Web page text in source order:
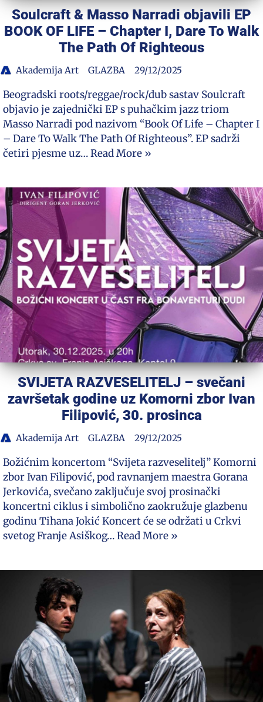
Soulcraft & Masso Narradi objavili EP
BOOK OF LIFE – Chapter I, Dare To Walk
The Path Of Righteous
Akademija Art GLAZBA 29/12/2025
Beogradski roots/reggae/rock/dub sastav Soulcraft
objavio je zajednički EP s puhačkim jazz triom
Masso Narradi pod nazivom “Book Of Life – Chapter I
– Dare To Walk The Path Of Righteous”. EP sadrži
četiri pjesme uz…Read More »
SVIJETA RAZVESELITELJ – svečani
završetak godine uz Komorni zbor Ivan
Filipović, 30. prosinca
Akademija Art GLAZBA 29/12/2025
Božićnim koncertom “Svijeta razveselitelj” Komorni
zbor Ivan Filipović, pod ravnanjem maestra Gorana
Jerkovića, svečano zaključuje svoj prosinački
koncertni ciklus i simbolično zaokružuje glazbenu
godinu Tihana Jokić Koncert će se održati u Crkvi
svetog Franje Asiškog…Read More »